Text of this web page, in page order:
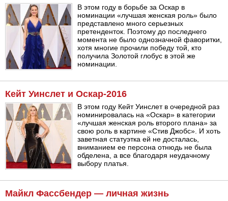
В этом году в борьбе за Оскар в
номинации «лучшая женская роль» было
представлено много серьезных
претенденток. Поэтому до последнего
момента не было однозначной фаворитки,
хотя многие прочили победу той, кто
получила Золотой глобус в этой же
номинации.
Кейт Уинслет и Оскар-2016
В этом году Кейт Уинслет в очередной раз
номинировалась на «Оскар» в категории
«лучшая женская роль второго плана» за
свою роль в картине «Стив Джобс». И хоть
заветная статуэтка ей не досталась,
вниманием ее персона отнюдь не была
обделена, а все благодаря неудачному
выбору платья.
Майкл Фассбендер — личная жизнь